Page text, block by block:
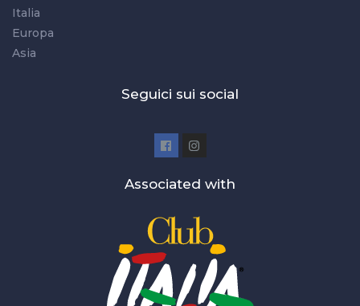
Italia
Europa
Asia
Seguici sui social
Associated with